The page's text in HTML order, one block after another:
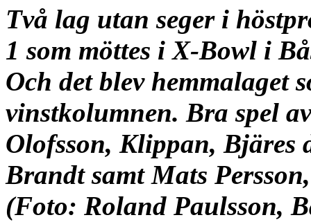
Två lag utan seger i
1 som möttes i X-Bowl i
Och det blev hemmalaget
vinstkolumnen. Bra spel
Olofsson, Klippan, Bjäres
Brandt samt Mats
(Foto: Roland Paulsson,